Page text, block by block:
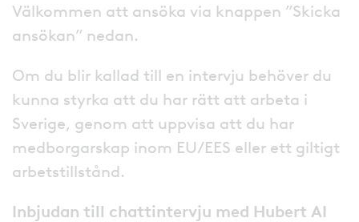
Välkommen att ansöka via knappen ”Skicka
ansökan” nedan.
Om du blir kallad till en intervju behöver du
kunna styrka att du har rätt att arbeta i
Sverige, genom att uppvisa att du har
medborgarskap inom EU/EES eller ett giltigt
arbetstillstånd.
Inbjudan till chattintervju med Hubert AI